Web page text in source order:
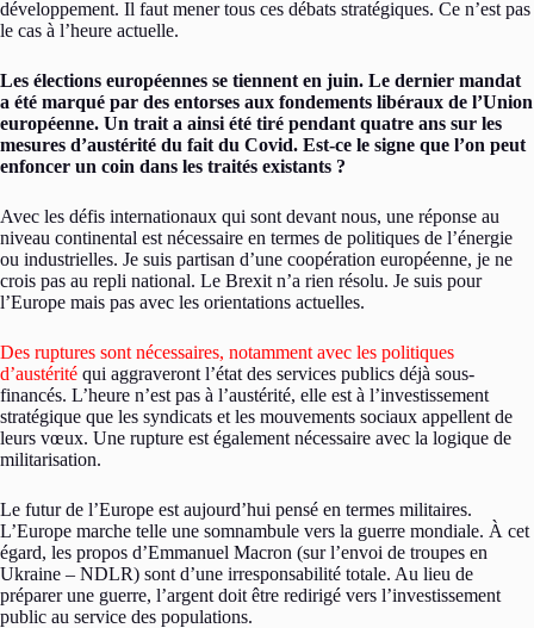
développement. Il faut mener tous ces débats stratégiques. Ce n’est pas
le cas à l’heure actuelle.
Les élections européennes se tiennent en juin. Le dernier mandat
a été marqué par des entorses aux fondements libéraux de l’Union
européenne. Un trait a ainsi été tiré pendant quatre ans sur les
mesures d’austérité du fait du Covid. Est-ce le signe que l’on peut
enfoncer un coin dans les traités existants ?
Avec les défis internationaux qui sont devant nous, une réponse au
niveau continental est nécessaire en termes de politiques de l’énergie
ou industrielles. Je suis partisan d’une coopération européenne, je ne
crois pas au repli national. Le Brexit n’a rien résolu. Je suis pour
l’Europe mais pas avec les orientations actuelles.
Des ruptures sont nécessaires, notamment avec les politiques
d’austérité qui aggraveront l’état des services publics déjà sous-
financés. L’heure n’est pas à l’austérité, elle est à l’investissement
stratégique que les syndicats et les mouvements sociaux appellent de
leurs vœux. Une rupture est également nécessaire avec la logique de
militarisation.
Le futur de l’Europe est aujourd’hui pensé en termes militaires.
L’Europe marche telle une somnambule vers la guerre mondiale. À cet
égard, les propos d’Emmanuel Macron (sur l’envoi de troupes en
Ukraine – NDLR) sont d’une irresponsabilité totale. Au lieu de
préparer une guerre, l’argent doit être redirigé vers l’investissement
public au service des populations.